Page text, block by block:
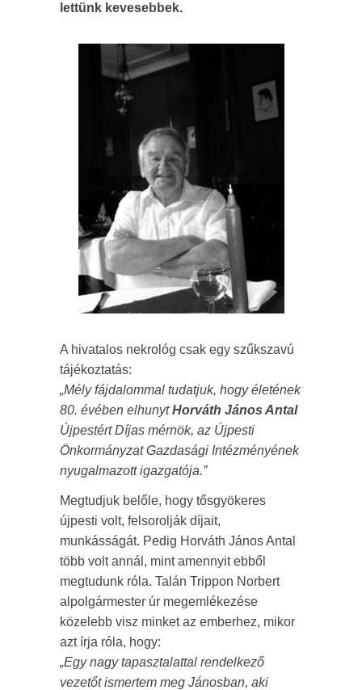
lettünk kevesebbek.
A hivatalos nekrológ csak egy szűkszavú
tájékoztatás:
„Mély fájdalommal tudatjuk, hogy életének
80. évében elhunytHorváth János Antal
Újpestért Díjas mérnök, az Újpesti
Önkormányzat Gazdasági Intézményének
nyugalmazott igazgatója.”
Megtudjuk belőle, hogy tősgyökeres
újpesti volt, felsorolják díjait,
munkásságát. Pedig Horváth János Antal
több volt annál, mint amennyit ebből
megtudunk róla. Talán Trippon Norbert
alpolgármester úr megemlékezése
közelebb visz minket az emberhez, mikor
azt írja róla, hogy:
„Egy nagy tapasztalattal rendelkező
vezetőt ismertem meg Jánosban, aki